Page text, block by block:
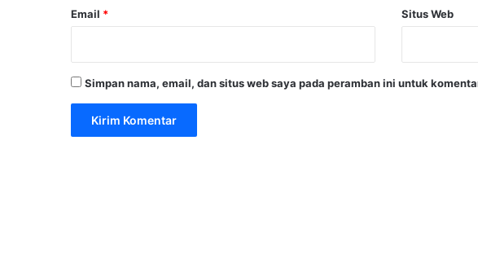
Email * Situs Web
Simpan nama, email, dan situs web saya pada peramban ini untuk